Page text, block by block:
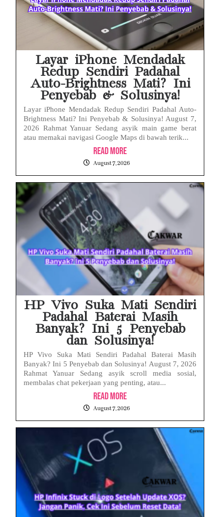
Babak Baru Kasus Febrie Adriansyah, Rencana Praperadilan Penyitaan Emas dan Uang Tunai Jadi Sorotan
Baterai Apple Watch Cepat Boros? Ini Penyebab dan Cara Mengatasinya
HP Huawei Cepat Panas? Ini Penyebab Utama dan Cara Mengatasinya
Layar iPhone Mendadak
Redup Sendiri Padahal
Auto-Brightness Mati? Ini
Penyebab & Solusinya!
Layar iPhone Mendadak Redup Sendiri Padahal Auto-
Brightness Mati? Ini Penyebab & Solusinya! August 7,
2026 Rahmat Yanuar Sedang asyik main game berat
atau memakai navigasi Google Maps di bawah terik...
Read More
August 7, 2026
HP Vivo Suka Mati Sendiri
Padahal Baterai Masih
Banyak? Ini 5 Penyebab
dan Solusinya!
HP Vivo Suka Mati Sendiri Padahal Baterai Masih
Banyak? Ini 5 Penyebab dan Solusinya! August 7, 2026
Rahmat Yanuar Sedang asyik scroll media sosial,
membalas chat pekerjaan yang penting, atau...
Read More
August 7, 2026